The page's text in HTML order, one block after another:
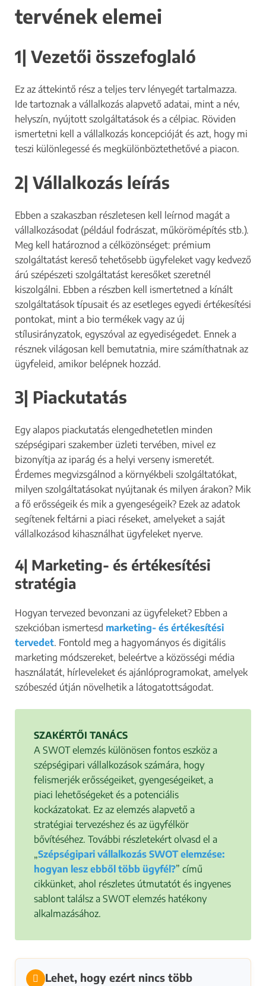
tervének elemei
1| Vezetői összefoglaló
Ez az áttekintő rész a teljes terv lényegét tartalmazza.
Ide tartoznak a vállalkozás alapvető adatai, mint a név,
helyszín, nyújtott szolgáltatások és a célpiac. Röviden
ismertetni kell a vállalkozás koncepcióját és azt, hogy mi
teszi különlegessé és megkülönböztethetővé a piacon.
2| Vállalkozás leírás
Ebben a szakaszban részletesen kell leírnod magát a
vállalkozásodat (például fodrászat, műkörömépítés stb.).
Meg kell határoznod a célközönséget: prémium
szolgáltatást kereső tehetősebb ügyfeleket vagy kedvező
árú szépészeti szolgáltatást keresőket szeretnél
kiszolgálni. Ebben a részben kell ismertetned a kínált
szolgáltatások típusait és az esetleges egyedi értékesítési
pontokat, mint a bio termékek vagy az új
stílusirányzatok, egyszóval az egyediségedet. Ennek a
résznek világosan kell bemutatnia, mire számíthatnak az
ügyfeleid, amikor belépnek hozzád.
3| Piackutatás
Egy alapos piackutatás elengedhetetlen minden
szépségipari szakember üzleti tervében, mivel ez
bizonyítja az iparág és a helyi verseny ismeretét.
Érdemes megvizsgálnod a környékbeli szolgáltatókat,
milyen szolgáltatásokat nyújtanak és milyen árakon? Mik
a fő erősségeik és mik a gyengeségeik? Ezek az adatok
segítenek feltárni a piaci réseket, amelyeket a saját
vállalkozásod kihasználhat ügyfeleket nyerve.
4| Marketing- és értékesítési
stratégia
Hogyan tervezed bevonzani az ügyfeleket? Ebben a
szekcióban ismertesd marketing- és értékesítési
tervedet. Fontold meg a hagyományos és digitális
marketing módszereket, beleértve a közösségi média
használatát, hírleveleket és ajánlóprogramokat, amelyek
szóbeszéd útján növelhetik a látogatottságodat.
SZAKÉRTŐI TANÁCS
A SWOT elemzés különösen fontos eszköz a
szépségipari vállalkozások számára, hogy
felismerjék erősségeiket, gyengeségeiket, a
piaci lehetőségeket és a potenciális
kockázatokat. Ez az elemzés alapvető a
stratégiai tervezéshez és az ügyfélkör
bővítéséhez. További részletekért olvasd el a
„Szépségipari vállalkozás SWOT elemzése:
hogyan lesz ebből több ügyfél?” című
cikkünket, ahol részletes útmutatót és ingyenes
sablont találsz a SWOT elemzés hatékony
alkalmazásához.
Lehet, hogy ezért nincs több